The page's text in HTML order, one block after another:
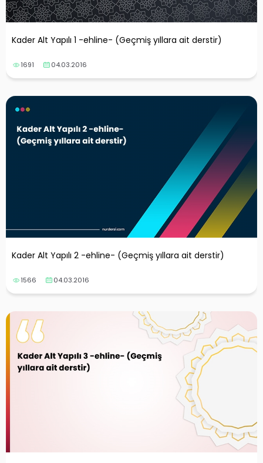
Kader Alt Yapılı 1 -ehline- (Geçmiş yıllara ait derstir)
1691 04.03.2016
Kader Alt Yapılı 2 -ehline- (Geçmiş yıllara ait derstir)
1566 04.03.2016